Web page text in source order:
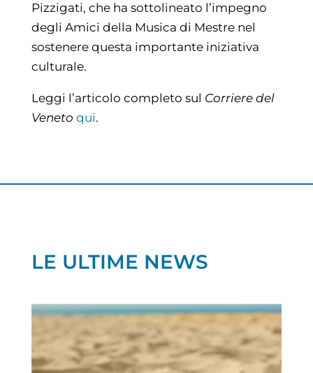
Pizzigati, che ha sottolineato l’impegno
degli Amici della Musica di Mestre nel
sostenere questa importante iniziativa
culturale.
Leggi l’articolo completo sul Corriere del
Veneto qui.
LE ULTIME NEWS